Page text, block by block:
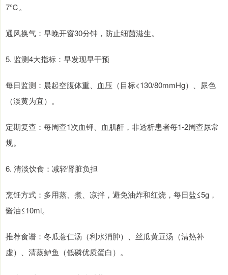
7℃。
通风换气：早晚开窗30分钟，防止细菌滋生。
5. 监测4大指标：早发现早干预
每日监测：晨起空腹体重、血压（目标<130/80mmHg）、尿色
（淡黄为宜）。
定期复查：每周查1次血钾、血肌酐，非透析患者每1-2周查尿常
规。
6. 清淡饮食：减轻肾脏负担
烹饪方式：多用蒸、煮、凉拌，避免油炸和红烧，每日盐≤5g，
酱油≤10ml。
推荐食谱：冬瓜薏仁汤（利水消肿）、丝瓜黄豆汤（清热补
虚）、清蒸鲈鱼（低磷优质蛋白）。